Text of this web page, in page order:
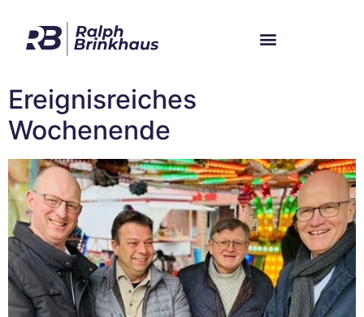
Ereignisreiches
Wochenende